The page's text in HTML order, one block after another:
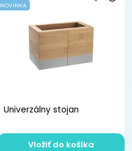
Univerzálny stojan
NOVINKA
Vložiť do košíka